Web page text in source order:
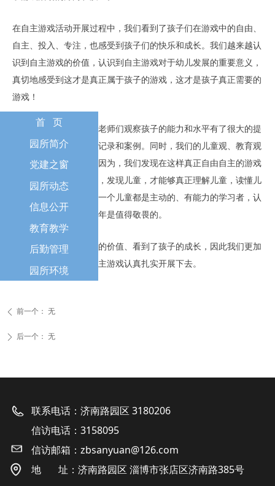
在自主游戏活动开展过程中，我们看到了孩子们在游戏中的自由、
自主、投入、专注，也感受到孩子们的快乐和成长。我们越来越认
识到自主游戏的价值，认识到自主游戏对于幼儿发展的重要意义，
真切地感受到这才是真正属于孩子的游戏，这才是孩子真正需要的
游戏！
在自主游戏开展过程中老师们观察孩子的能力和水平有了很大的提
高，积累了大量的观察记录和案例。同时，我们的儿童观、教育观
也越来越清晰和明确，因为，我们发现在这样真正自由自主的游戏
中我们才能够看见儿童，发现儿童，才能够真正理解儿童，读懂儿
童，真正从内心认可每一个儿童都是主动的、有能力的学习者，认
可儿童是值得尊重，童年是值得敬畏的。
正因为我们看到了游戏的价值、看到了孩子的成长，因此我们更加
坚定信心，一定要将自主游戏认真扎实开展下去。
ꄴ 前一个： 无
ꄲ 后一个： 无
首 页
园所简介
党建之窗
园所动态
信息公开
教育教学
后勤管理
园所环境
联系电话：济南路园区 3180206
信访电话：3158095
信访邮箱：zbsanyuan@126.com
地 址：济南路园区 淄博市张店区济南路385号